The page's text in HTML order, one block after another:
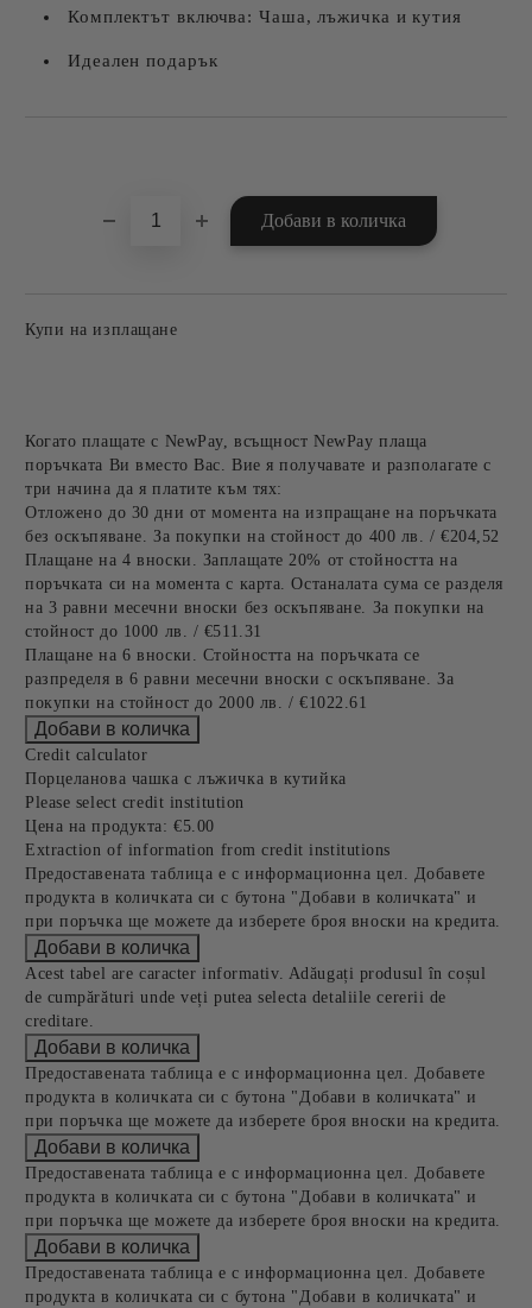
Комплектът включва: Чаша, лъжичка и кутия
Идеален подарък
Купи на изплащане
Когато плащате с NewPay, всъщност NewPay плаща
поръчката Ви вместо Вас. Вие я получавате и разполагате с
три начина да я платите към тях:
Отложено до 30 дни от момента на изпращане на поръчката
без оскъпяване. За покупки на стойност до 400 лв. / €204,52
Плащане на 4 вноски. Заплащате 20% от стойността на
поръчката си на момента с карта. Останалата сума се разделя
на 3 равни месечни вноски без оскъпяване. За покупки на
стойност до 1000 лв. / €511.31
Плащане на 6 вноски. Стойността на поръчката се
разпределя в 6 равни месечни вноски с оскъпяване. За
покупки на стойност до 2000 лв. / €1022.61
Credit calculator
Порцеланова чашка с лъжичка в кутийка
Please select credit institution
Цена на продукта: €5.00
Extraction of information from credit institutions
Предоставената таблица е с информационна цел. Добавете
продукта в количката си с бутона "Добави в количката" и
при поръчка ще можете да изберете броя вноски на кредита.
Acest tabel are caracter informativ. Adăugați produsul în coșul
de cumpărături unde veți putea selecta detaliile cererii de
creditare.
Предоставената таблица е с информационна цел. Добавете
продукта в количката си с бутона "Добави в количката" и
при поръчка ще можете да изберете броя вноски на кредита.
Предоставената таблица е с информационна цел. Добавете
продукта в количката си с бутона "Добави в количката" и
при поръчка ще можете да изберете броя вноски на кредита.
Предоставената таблица е с информационна цел. Добавете
продукта в количката си с бутона "Добави в количката" и